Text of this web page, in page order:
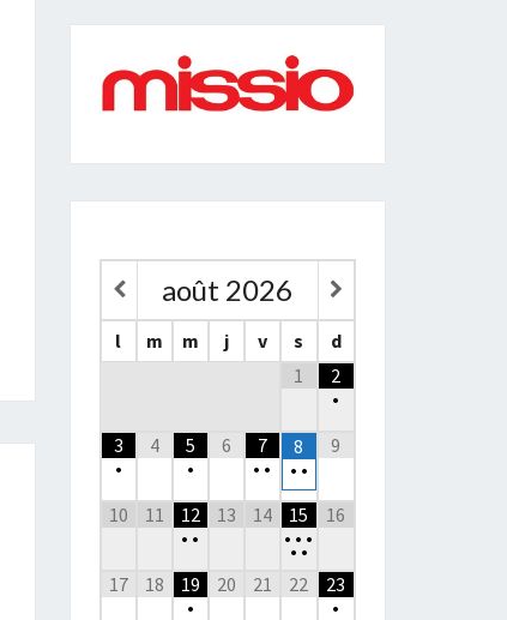
août 2026
l m m j v s
d
1
2
•
3
•
4
5
•
6
7
• •
8
• •
9
10 11
12
• •
13 14
15
• • •
••
16
17 18
19
•
20 21 22
23
•